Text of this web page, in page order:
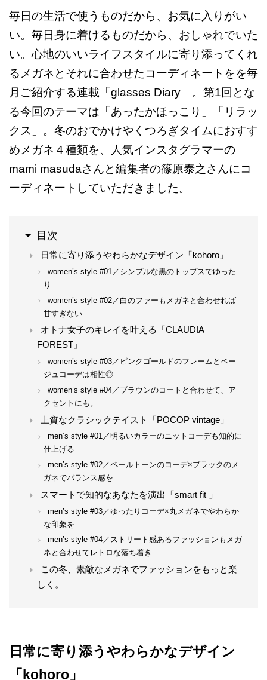
毎日の生活で使うものだから、お気に入りがい
い。毎日身に着けるものだから、おしゃれでいた
い。心地のいいライフスタイルに寄り添ってくれ
るメガネとそれに合わせたコーディネートをを毎
月ご紹介する連載「glasses Diary」。第1回とな
る今回のテーマは「あったかほっこり」「リラッ
クス」。冬のおでかけやくつろぎタイムにおすす
めメガネ４種類を、人気インスタグラマーの
mami masudaさんと編集者の篠原泰之さんにコ
ーディネートしていただきました。
目次
日常に寄り添うやわらかなデザイン「kohoro」
women’s style #01／シンプルな黒のトップスでゆった
り
women’s style #02／白のファーもメガネと合わせれば
甘すぎない
オトナ女子のキレイを叶える「CLAUDIA
FOREST」
women’s style #03／ピンクゴールドのフレームとベー
ジュコーデは相性◎
women’s style #04／ブラウンのコートと合わせて、ア
クセントにも。
上質なクラシックテイスト「POCOP vintage」
men’s style #01／明るいカラーのニットコーデも知的に
仕上げる
men’s style #02／ペールトーンのコーデ×ブラックのメ
ガネでバランス感を
スマートで知的なあなたを演出「smart fit 」
men’s style #03／ゆったりコーデ×丸メガネでやわらか
な印象を
men’s style #04／ストリート感あるファッションもメガ
ネと合わせてレトロな落ち着き
この冬、素敵なメガネでファッションをもっと楽
しく。
日常に寄り添うやわらかなデザイン
「kohoro」